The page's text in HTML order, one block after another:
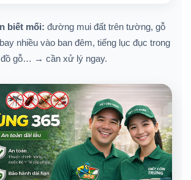
biết mối: đường mui đất trên tường, gỗ
nhiều vào ban đêm, tiếng lục đục trong
đồ gỗ… → cần xử lý ngay.